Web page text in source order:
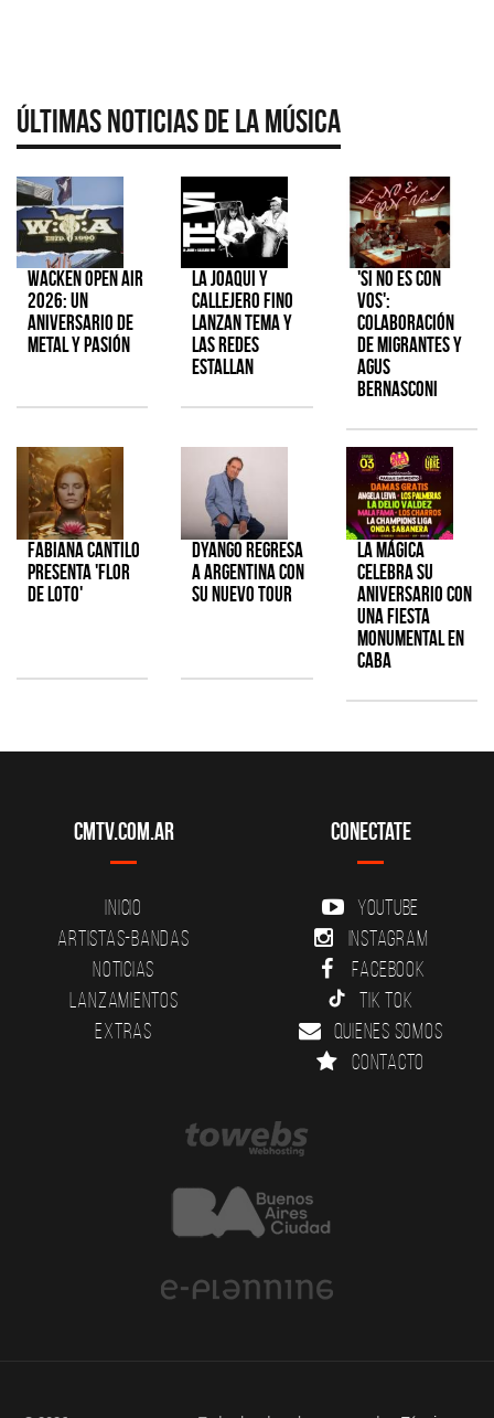
Últimas Noticias de la Música
Wacken Open Air
2026: Un
aniversario de
metal y pasión
La Joaqui y
Callejero Fino
lanzan tema y
las redes
estallan
'Si No Es Con
Vos':
colaboración
de Migrantes y
Agus
Bernasconi
Fabiana Cantilo
presenta 'Flor
de Loto'
Dyango regresa
a Argentina con
su nuevo tour
La Mágica
celebra su
aniversario con
una fiesta
monumental en
CABA
CMTV.com.ar
Inicio
Artistas-Bandas
Noticias
Lanzamientos
Extras
Conectate
YouTube
Instagram
Facebook
Tik Tok
Quienes somos
Contacto